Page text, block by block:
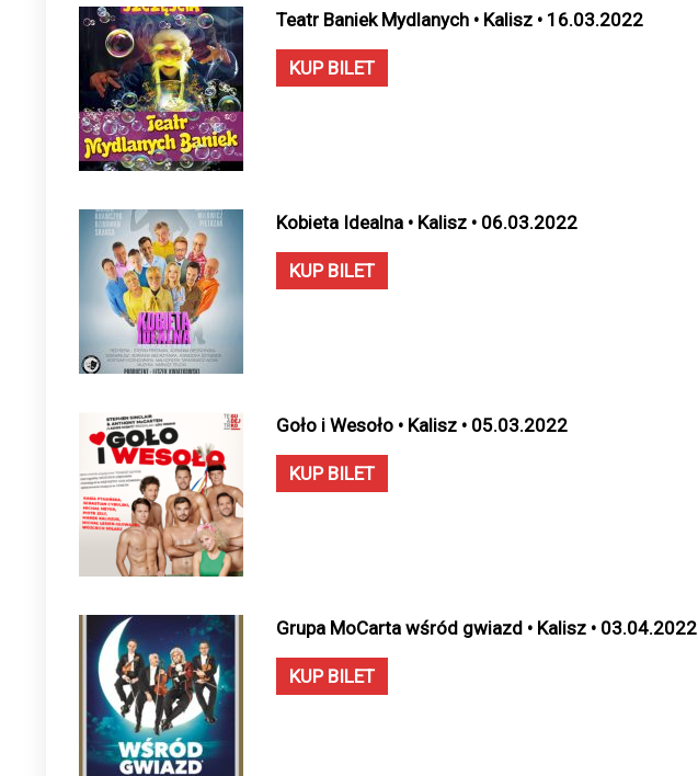
Teatr Baniek Mydlanych • Kalisz • 16.03.2022
KUP BILET
Kobieta Idealna • Kalisz • 06.03.2022
KUP BILET
Goło i Wesoło • Kalisz • 05.03.2022
KUP BILET
Grupa MoCarta wśród gwiazd • Kalisz • 03.04.2022
KUP BILET